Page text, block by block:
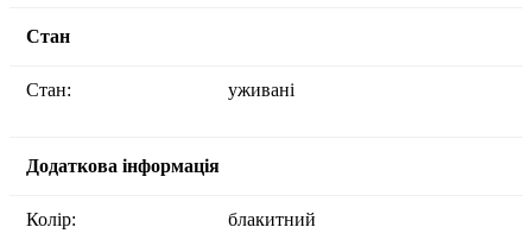
Стан
Стан: уживані
Додаткова інформація
Колір: блакитний